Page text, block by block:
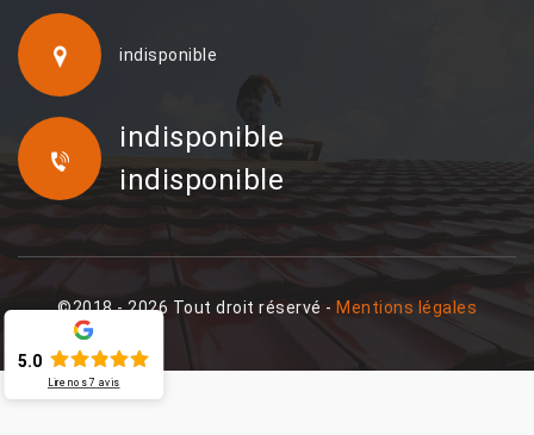
indisponible
indisponible
indisponible
©2018 - 2026 Tout droit réservé - Mentions légales
5.0
Lire nos 7 avis